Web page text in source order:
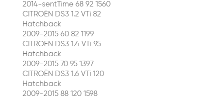
2014-sentTime 68 92 1560
CITROËN DS3 1.2 VTi 82
Hatchback
2009-2015 60 82 1199
CITROËN DS3 1.4 VTi 95
Hatchback
2009-2015 70 95 1397
CITROËN DS3 1.6 VTi 120
Hatchback
2009-2015 88 120 1598